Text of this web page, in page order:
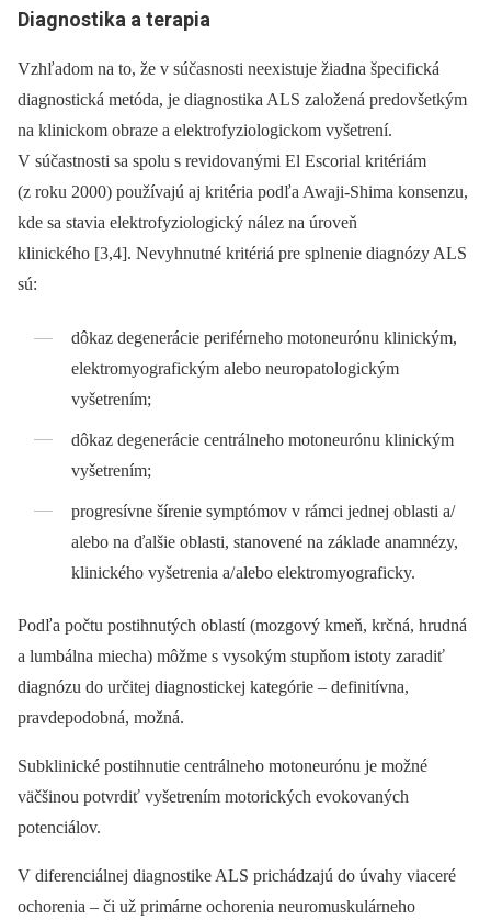
Diagnostika a terapia
Vzhľadom na to, že v súčasnosti neexistuje žiadna špecifická
diagnostická metóda, je diagnostika ALS založená predovšetkým
na klinickom obraze a elektrofyziologickom vyšetrení.
V súčastnosti sa spolu s revidovanými El Escorial kritériám
(z roku 2000) používajú aj kritéria podľa Awaji-Shima konsenzu,
kde sa stavia elektrofyziologický nález na úroveň
klinického [3,4]. Nevyhnutné kritériá pre splnenie diagnózy ALS
sú:
dôkaz degenerácie periférneho motoneurónu klinickým,
elektromyografickým alebo neuropatologickým
vyšetrením;
dôkaz degenerácie centrálneho motoneurónu klinickým
vyšetrením;
progresívne šírenie symptómov v rámci jednej oblasti a/
alebo na ďalšie oblasti, stanovené na základe anamnézy,
klinického vyšetrenia a/ alebo elektromyograficky.
Podľa počtu postihnutých oblastí (mozgový kmeň, krčná, hrudná
a lumbálna miecha) môžme s vysokým stupňom istoty zaradiť
diagnózu do určitej diagnostickej kategórie –⁠ definitívna,
pravdepodobná, možná.
Subklinické postihnutie centrálneho motoneurónu je možné
väčšinou potvrdiť vyšetrením motorických evokovaných
potenciálov.
V diferenciálnej diagnostike ALS prichádzajú do úvahy viaceré
ochorenia –⁠ či už primárne ochorenia neuromuskulárneho